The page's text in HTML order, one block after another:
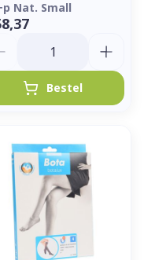
Nat. Small
Bestel